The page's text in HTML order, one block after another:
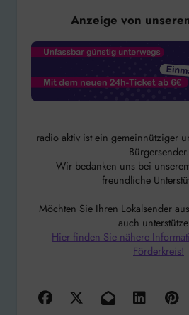
Anzeige von
radio aktiv ist ein gemeinnütziger
Bürgersender.
Wir bedanken uns bei
freundliche
Möchten Sie Ihren Lokalsender
auch
Hier finden Sie nähere
Förderkreis!